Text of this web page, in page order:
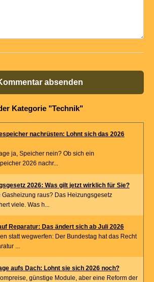
absenden
Kategorie "Technik"
nachrüsten: Lohnt sich das 2026
ja, Speicher nein? Ob sich ein
2026 nachr...
2026: Was gilt jetzt wirklich für Sie?
Gasheizung raus? Das Heizungsgesetz
viele. Was h...
Reparatur: Das ändert sich ab Juli 2026
statt wegwerfen: Der Bundestag hat das Recht
...
aufs Dach: Lohnt sie sich 2026 noch?
günstige Module, aber eine Reform der